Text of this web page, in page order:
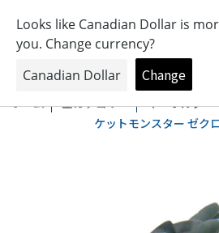
ホーム 全カテゴリー
キーホルダー
ケットモンスター ゼク